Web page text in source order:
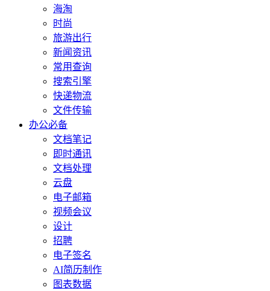
海淘
时尚
旅游出行
新闻资讯
常用查询
搜索引擎
快递物流
文件传输
办公必备
文档笔记
即时通讯
文档处理
云盘
电子邮箱
视频会议
设计
招聘
电子签名
AI简历制作
图表数据